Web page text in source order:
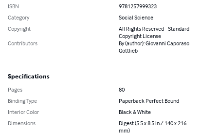
ISBN
9781257999323
Category
Social Science
Copyright
All Rights Reserved - Standard
Copyright License
Contributors
By (author): Giovanni Caporaso
Gottlieb
Specifications
Pages
80
Binding Type
Paperback Perfect Bound
Interior Color
Black & White
Dimensions
Digest (5.5 x 8.5 in / 140 x 216
mm)